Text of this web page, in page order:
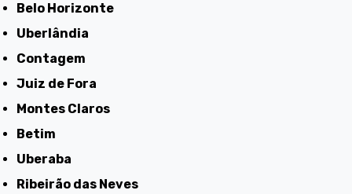
Belo Horizonte
Uberlândia
Contagem
Juiz de Fora
Montes Claros
Betim
Uberaba
Ribeirão das Neves